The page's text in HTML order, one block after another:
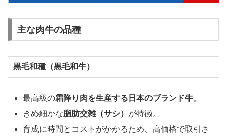
主な肉牛の品種
黒毛和種（黒毛和牛）
最高級の霜降り肉を生産する日本のブランド牛。
きめ細かな脂肪交雑（サシ） が特徴。
育成に時間とコストがかかるため、高価格で取引さ